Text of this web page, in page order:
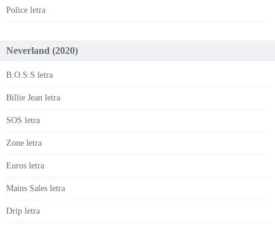
Police letra
Neverland (2020)
B.O.S.S letra
Billie Jean letra
SOS letra
Zone letra
Euros letra
Mains Sales letra
Drip letra